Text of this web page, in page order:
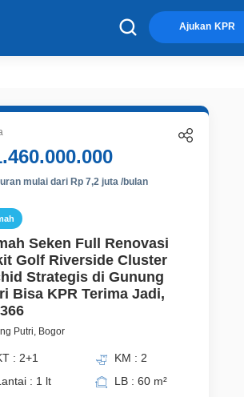
Ajukan KPR
mulai dari Rp 7,2 juta /bulan
Seken Full Renovasi
Golf Riverside Cluster
Strategis di Gunung
Bisa KPR Terima Jadi,
Putri, Bogor
: 2+1
KM : 2
: 1 lt
LB : 60 m²